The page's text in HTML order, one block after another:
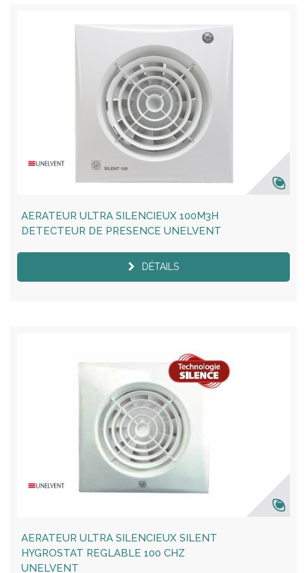
AERATEUR ULTRA SILENCIEUX 100M3H
DETECTEUR DE PRESENCE UNELVENT
DÉTAILS
AERATEUR ULTRA SILENCIEUX SILENT
HYGROSTAT REGLABLE 100 CHZ
UNELVENT